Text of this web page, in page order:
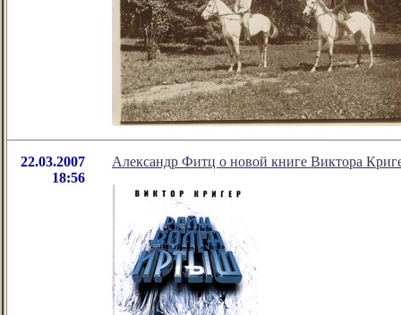
22.03.2007
18:56
Александр Фитц о новой книге Виктора